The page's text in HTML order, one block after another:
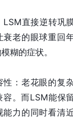
LSM直接逆转巩
衰老的眼球重回
糊的症状。
性：老花眼的复
容。而LSM能保
能力的同时看清